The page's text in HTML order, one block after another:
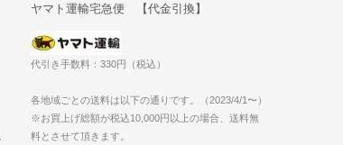
ヤマト運輸宅急便 【代金引換】
代引き手数料：330円（税込）
各地域ごとの送料は以下の通りです。（2023/4/1〜）
※お買上げ総額が税込10,000円以上の場合、送料無
料とさせて頂きます。